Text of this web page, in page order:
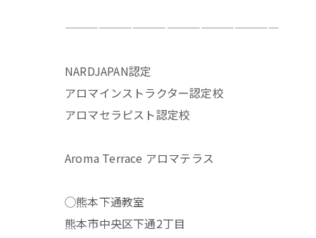
———————————————————
NARDJAPAN認定
アロマインストラクター認定校
アロマセラピスト認定校
Aroma Terrace アロマテラス
◯熊本下通教室
熊本市中央区下通2丁目